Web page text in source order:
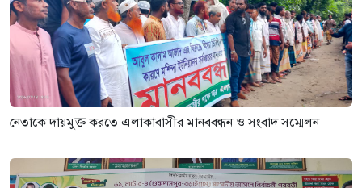
নেতাকে দায়মুক্ত করতে এলাকাবাসীর মানববন্ধন ও সংবাদ সম্মেলন